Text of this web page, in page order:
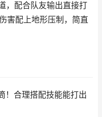
，配合队友输出直接打
害配上地形压制，简直
！合理搭配技能能打出